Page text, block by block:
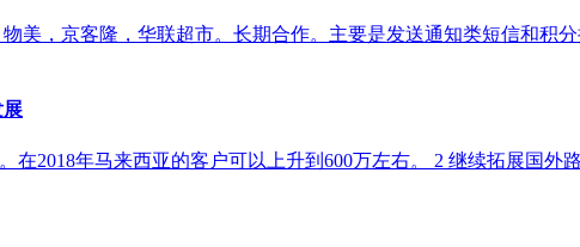
美，京客隆，华联超市。长期合作。主要是发送通知类短信和积
展
在2018年马来西亚的客户可以上升到600万左右。 2 继续拓展国